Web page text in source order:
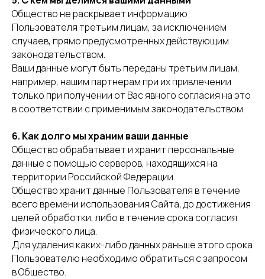
Общество не раскрывает информацию
Пользователя третьим лицам, за исключением
случаев, прямо предусмотренных действующим
законодательством.
Ваши данные могут быть переданы третьим лицам,
например, нашим партнерам при их привлечении
только при получении от Вас явного согласия на это
в соответствии с применимым законодательством.
6. Как долго мы храним ваши данные
Общество обрабатывает и хранит персональные
данные с помощью серверов, находящихся на
территории Российской Федерации.
Общество хранит данные Пользователя в течение
всего времени использования Сайта, до достижения
целей обработки, либо в течение срока согласия
физического лица.
Для удаления каких-либо данных раньше этого срока
Пользователю необходимо обратиться с запросом
в Общество.